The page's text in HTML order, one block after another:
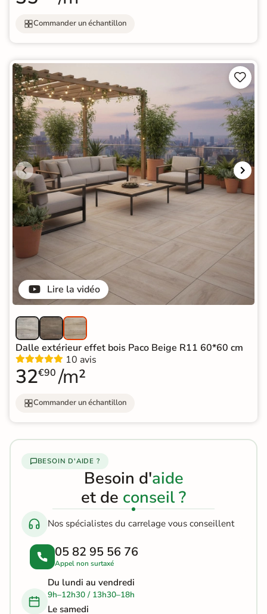
Commander un échantillon
Lire la vidéo


Dalle extérieur effet bois Paco Beige R11 60*60 cm
10 avis
32€90 /m²
Commander un échantillon
BESOIN D'AIDE ?
Besoin d'aide
et de conseil ?
Nos spécialistes du carrelage vous conseillent
05 82 95 56 76
Appel non surtaxé
Du lundi au vendredi
9h–12h30 / 13h30–18h
Le samedi